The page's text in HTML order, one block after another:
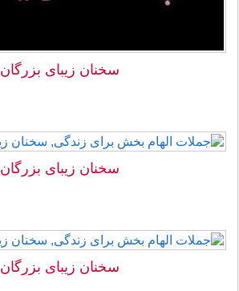
سخنان زیبای بزرگان
سخنان زیبای بزرگان
سخنان زیبای بزرگان